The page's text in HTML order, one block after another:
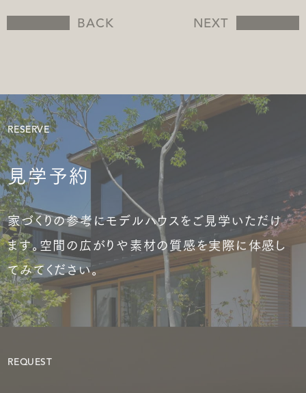
BACK NEXT
RESERVE
見学予約
家づくりの参考にモデルハウスをご見学いただけ
ます。空間の広がりや素材の質感を実際に体感し
てみてください。
REQUEST